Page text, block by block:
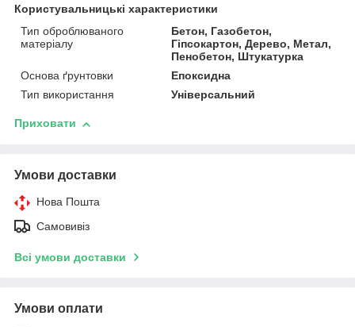
Користувальницькі характеристики
Тип оброблюваного
матеріалу
Бетон, Газобетон,
Гіпсокартон, Дерево, Метал,
Пенобетон, Штукатурка
Основа ґрунтовки
Епоксидна
Тип використання
Універсальний
Приховати
Умови доставки
Нова Пошта
Самовивіз
Всі умови доставки
Умови оплати